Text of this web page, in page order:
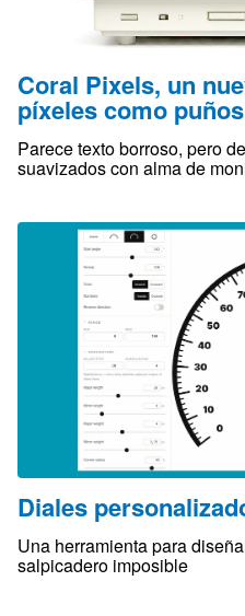
Coral Pixels, un
píxeles como
Parece texto borroso, pero
suavizados con alma de
Diales
Una herramienta para
salpicadero imposible